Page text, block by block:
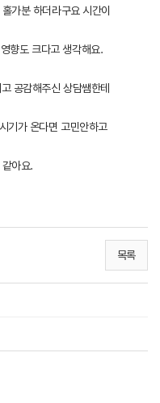
가분 하더라구요 시간이
향도 크다고 생각해요.
공감해주신 상담쌤한테
기가 온다면 고민안하고
아요.
목록